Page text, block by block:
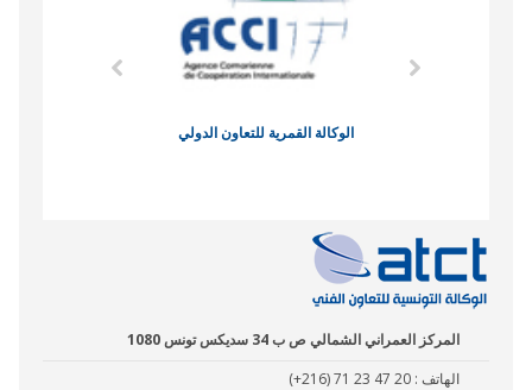
الوكالة القمرية للتعاون الدولي
المركز العمراني الشمالي ص ب 34 سديكس تونس 1080
الهاتف : (+216) 71 23 47 20